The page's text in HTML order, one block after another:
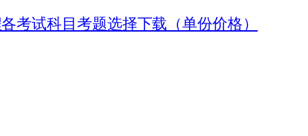
考试科目考题选择下载（单份价格）